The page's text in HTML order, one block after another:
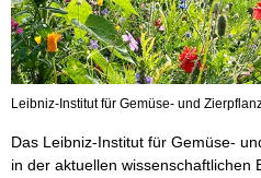
Leibniz-Institut für Gemüse- und
Das Leibniz-Institut für Gemüse-
in der aktuellen wissenschaftlichen